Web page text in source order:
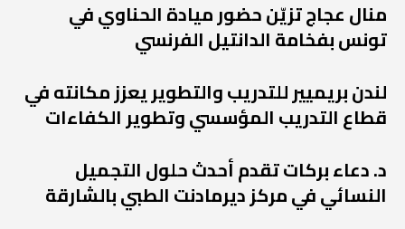
منال عجاج تزيّن حضور ميادة الحناوي في
تونس بفخامة الدانتيل الفرنسي
لندن بريميير للتدريب والتطوير يعزز مكانته في
قطاع التدريب المؤسسي وتطوير الكفاءات
د. دعاء بركات تقدم أحدث حلول التجميل
النسائي في مركز ديرمادنت الطبي بالشارقة